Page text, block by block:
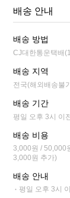
배송 안내
배송 방법
CJ대한통운택배
배송 지역
전국(해외배송불
배송 기간
평일 오후 3시 이
배송 비용
3,000원 / 50,000
3,000원 추가)
배송 안내
평일 오후 3시